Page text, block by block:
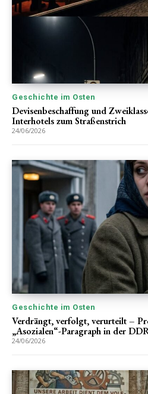
Geschichte im Osten
Devisenbeschaffung und
Interhotels zum Straßenstrich
24/06/2026
Geschichte im Osten
Verdrängt, verfolgt, verurteilt –
„Asozialen“-Paragraph in der
24/06/2026